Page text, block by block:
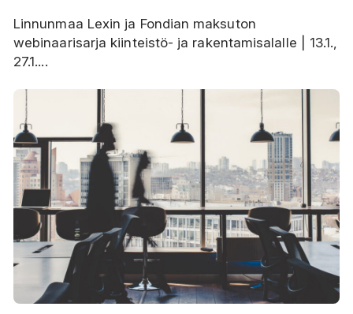
Linnunmaa Lexin ja Fondian maksuton
webinaarisarja kiinteistö- ja rakentamisalalle | 13.1.,
27.1....